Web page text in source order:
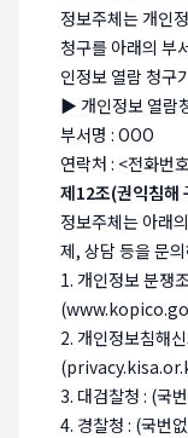
정보주체는 개인
청구를 아래의 부
인정보 열람 청구
▶ 개인정보 열람
부서명 : OOO
연락처 : <전화번
제12조(권익침해
정보주체는 아래
제, 상담 등을 문
1. 개인정보 분쟁
2. 개인정보침해
3. 대검찰청 : (국
4. 경찰청 : (국번